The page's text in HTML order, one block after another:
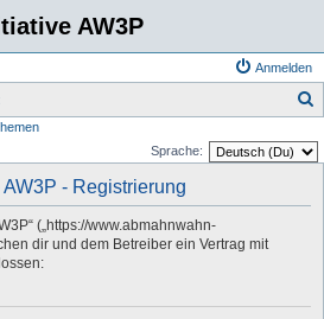
AW3P
Anmelden
Sprache:
AW3P - Registrierung
(„https://www.abmahnwahn-
dir und dem Betreiber ein Vertrag mit